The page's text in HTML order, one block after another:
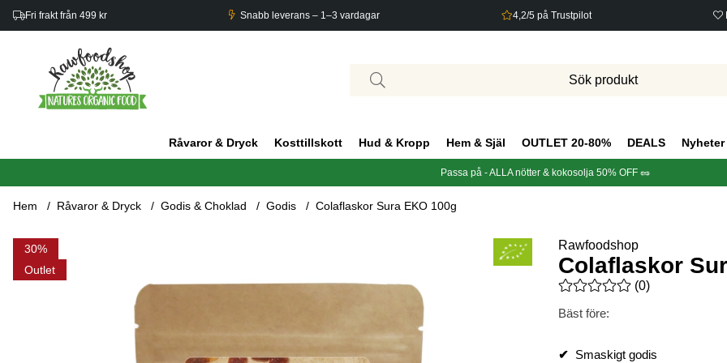
Fri frakt från 499 kr Snabb leverans – 1–3 vardagar 4,2/5 på Trustpilot
Råvaror & Dryck Kosttillskott Hud & Kropp Hem & Själ OUTLET 20-80% DEALS Nyheter
Passa på - ALLA nötter & kokosolja 50% OFF 🥜
Hem Råvaror & Dryck Godis & Choklad Godis Colaflaskor Sura EKO 100g
30
Outlet
Produktbilder Colaflaskor Sura EKO 100g Rawfoodshop
Colaflaskor
Medelbetyg 0 av 5 Antal betyg
(0)
Bäst före:
✔ Smaskigt godis